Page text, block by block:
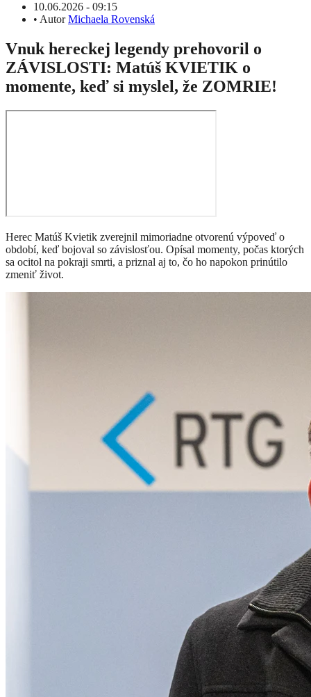
10.06.2026 - 09:15
• AutorMichaela Rovenská
Vnuk hereckej legendy prehovoril o
ZÁVISLOSTI: Matúš KVIETIK o
momente, keď si myslel, že ZOMRIE!
Herec Matúš Kvietik zverejnil mimoriadne otvorenú výpoveď o
období, keď bojoval so závislosťou. Opísal momenty, počas ktorých
sa ocitol na pokraji smrti, a priznal aj to, čo ho napokon prinútilo
zmeniť život.